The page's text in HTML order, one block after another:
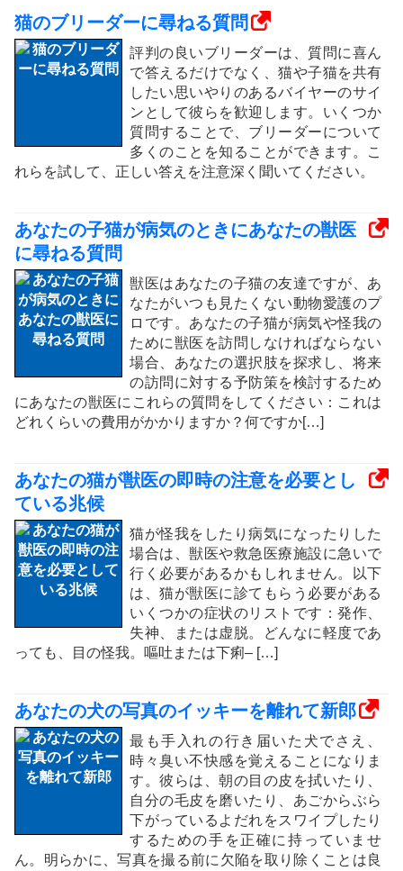
猫のブリーダーに尋ねる質問
評判の良いブリーダーは、質問に喜ん
で答えるだけでなく、猫や子猫を共有
したい思いやりのあるバイヤーのサイ
ンとして彼らを歓迎します。いくつか
質問することで、ブリーダーについて
多くのことを知ることができます。こ
れらを試して、正しい答えを注意深く聞いてください。
あなたの子猫が病気のときにあなたの獣医
に尋ねる質問
獣医はあなたの子猫の友達ですが、あ
なたがいつも見たくない動物愛護のプ
ロです。あなたの子猫が病気や怪我の
ために獣医を訪問しなければならない
場合、あなたの選択肢を探求し、将来
の訪問に対する予防策を検討するため
にあなたの獣医にこれらの質問をしてください：これは
どれくらいの費用がかかりますか？何ですか[…]
あなたの猫が獣医の即時の注意を必要とし
ている兆候
猫が怪我をしたり病気になったりした
場合は、獣医や救急医療施設に急いで
行く必要があるかもしれません。以下
は、猫が獣医に診てもらう必要がある
いくつかの症状のリストです：発作、
失神、または虚脱。どんなに軽度であ
っても、目の怪我。嘔吐または下痢– […]
あなたの犬の写真のイッキーを離れて新郎
最も手入れの行き届いた犬でさえ、
時々臭い不快感を覚えることになりま
す。彼らは、朝の目の皮を拭いたり、
自分の毛皮を磨いたり、あごからぶら
下がっているよだれをスワイプしたり
するための手を正確に持っていませ
ん。明らかに、写真を撮る前に欠陥を取り除くことは良